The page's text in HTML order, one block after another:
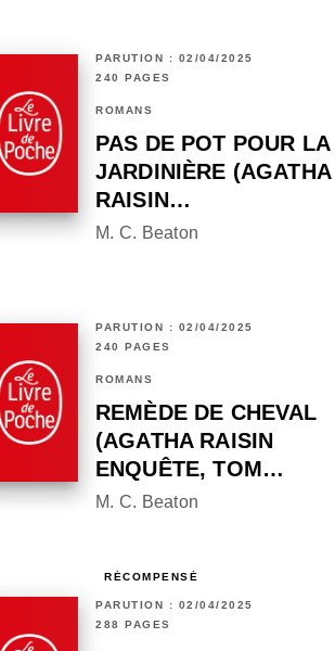
PARUTION : 02/04/2025
240 PAGES
ROMANS
PAS DE POT POUR LA
JARDINIÈRE (AGATHA
RAISIN…
M. C. Beaton
PARUTION : 02/04/2025
240 PAGES
ROMANS
REMÈDE DE CHEVAL
(AGATHA RAISIN
ENQUÊTE, TOM…
M. C. Beaton
RÉCOMPENSÉ
PARUTION : 02/04/2025
288 PAGES